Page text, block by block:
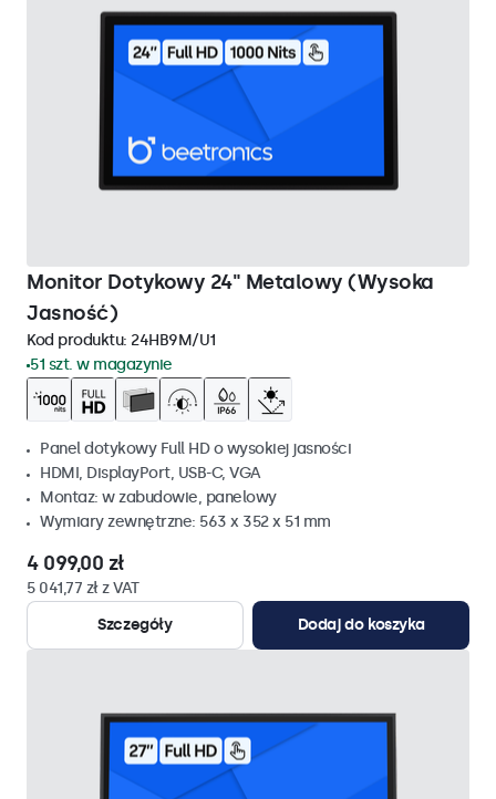
Monitor Dotykowy 24" Metalowy (Wysoka
Jasność)
Kod produktu: 24HB9M/U1
51 szt. w magazynie
Panel dotykowy Full HD o wysokiej jasności
HDMI, DisplayPort, USB-C, VGA
Montaz: w zabudowie, panelowy
Wymiary zewnętrzne: 563 x 352 x 51 mm
4 099,00 zł
5 041,77 zł z VAT
Szczegóły
Dodaj do koszyka